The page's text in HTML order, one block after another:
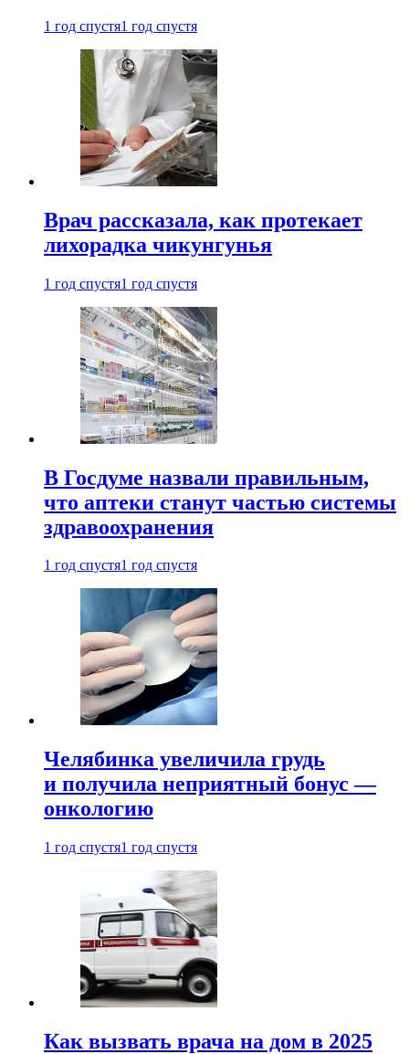
1 год спустя1 год спустя
Врач рассказала, как протекает
лихорадка чикунгунья
1 год спустя1 год спустя
В Госдуме назвали правильным,
что аптеки станут частью системы
здравоохранения
1 год спустя1 год спустя
Челябинка увеличила грудь
и получила неприятный бонус —
онкологию
1 год спустя1 год спустя
Как вызвать врача на дом в 2025